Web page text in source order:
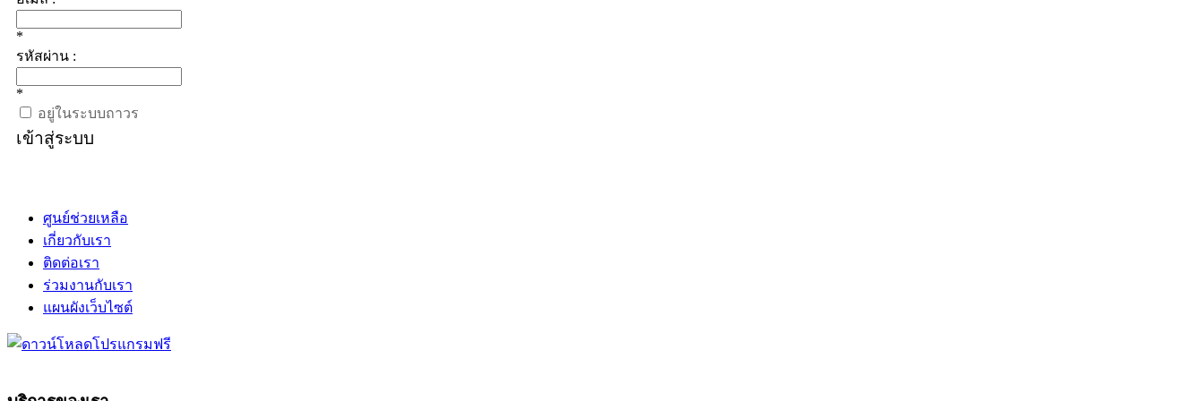
*
รหัสผ่าน :
*
อยู่ในระบบถาวร
เข้าสู่ระบบ
ศูนย์ช่วยเหลือ
เกี่ยวกับเรา
ติดต่อเรา
ร่วมงานกับเรา
แผนผังเว็บไซต์